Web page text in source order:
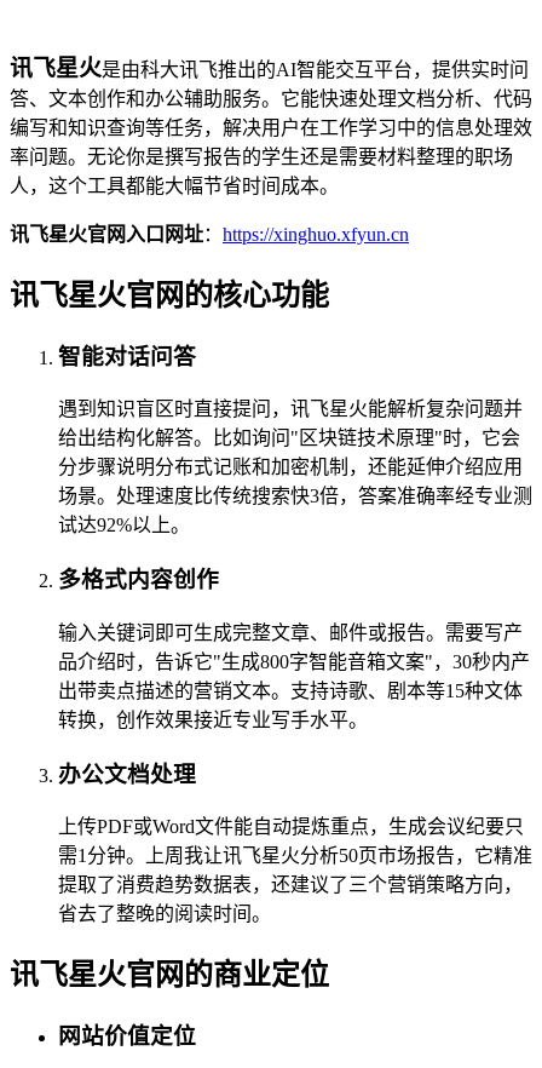
讯飞星火是由科大讯飞推出的AI智能交互平台，提供实时问
答、文本创作和办公辅助服务。它能快速处理文档分析、代码
编写和知识查询等任务，解决用户在工作学习中的信息处理效
率问题。无论你是撰写报告的学生还是需要材料整理的职场
人，这个工具都能大幅节省时间成本。
讯飞星火官网入口网址： https://xinghuo.xfyun.cn
讯飞星火官网的核心功能
智能对话问答
遇到知识盲区时直接提问，讯飞星火能解析复杂问题并
给出结构化解答。比如询问"区块链技术原理"时，它会
分步骤说明分布式记账和加密机制，还能延伸介绍应用
场景。处理速度比传统搜索快3倍，答案准确率经专业测
试达92%以上。
多格式内容创作
输入关键词即可生成完整文章、邮件或报告。需要写产
品介绍时，告诉它"生成800字智能音箱文案"，30秒内产
出带卖点描述的营销文本。支持诗歌、剧本等15种文体
转换，创作效果接近专业写手水平。
办公文档处理
上传PDF或Word文件能自动提炼重点，生成会议纪要只
需1分钟。上周我让讯飞星火分析50页市场报告，它精准
提取了消费趋势数据表，还建议了三个营销策略方向，
省去了整晚的阅读时间。
讯飞星火官网的商业定位
网站价值定位